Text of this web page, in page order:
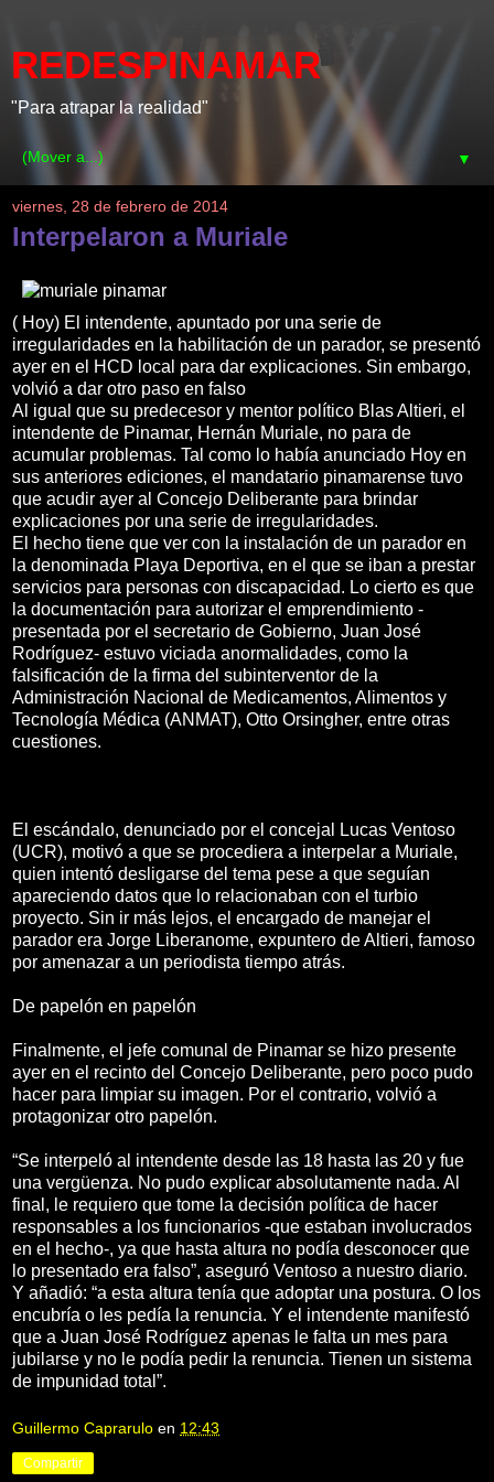
REDESPINAMAR
"Para atrapar la realidad"
▼
viernes, 28 de febrero de 2014
Interpelaron a Muriale
( Hoy) El intendente, apuntado por una serie de
irregularidades en la habilitación de un parador, se presentó
ayer en el HCD local para dar explicaciones. Sin embargo,
volvió a dar otro paso en falso
Al igual que su predecesor y mentor político Blas Altieri, el
intendente de Pinamar, Hernán Muriale, no para de
acumular problemas. Tal como lo había anunciado Hoy en
sus anteriores ediciones, el mandatario pinamarense tuvo
que acudir ayer al Concejo Deliberante para brindar
explicaciones por una serie de irregularidades.
El hecho tiene que ver con la instalación de un parador en
la denominada Playa Deportiva, en el que se iban a prestar
servicios para personas con discapacidad. Lo cierto es que
la documentación para autorizar el emprendimiento -
presentada por el secretario de Gobierno, Juan José
Rodríguez- estuvo viciada anormalidades, como la
falsificación de la firma del subinterventor de la
Administración Nacional de Medicamentos, Alimentos y
Tecnología Médica (ANMAT), Otto Orsingher, entre otras
cuestiones.
El escándalo, denunciado por el concejal Lucas Ventoso
(UCR), motivó a que se procediera a interpelar a Muriale,
quien intentó desligarse del tema pese a que seguían
apareciendo datos que lo relacionaban con el turbio
proyecto. Sin ir más lejos, el encargado de manejar el
parador era Jorge Liberanome, expuntero de Altieri, famoso
por amenazar a un periodista tiempo atrás.
De papelón en papelón
Finalmente, el jefe comunal de Pinamar se hizo presente
ayer en el recinto del Concejo Deliberante, pero poco pudo
hacer para limpiar su imagen. Por el contrario, volvió a
protagonizar otro papelón.
“Se interpeló al intendente desde las 18 hasta las 20 y fue
una vergüenza. No pudo explicar absolutamente nada. Al
final, le requiero que tome la decisión política de hacer
responsables a los funcionarios -que estaban involucrados
en el hecho-, ya que hasta altura no podía desconocer que
lo presentado era falso”, aseguró Ventoso a nuestro diario.
Y añadió: “a esta altura tenía que adoptar una postura. O los
encubría o les pedía la renuncia. Y el intendente manifestó
que a Juan José Rodríguez apenas le falta un mes para
jubilarse y no le podía pedir la renuncia. Tienen un sistema
de impunidad total”.
Guillermo Caprarulo en 12:43
Compartir